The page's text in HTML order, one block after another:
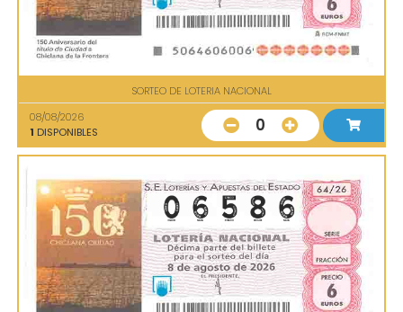
SORTEO DE LOTERIA NACIONAL
08/08/2026
1 DISPONIBLES 0